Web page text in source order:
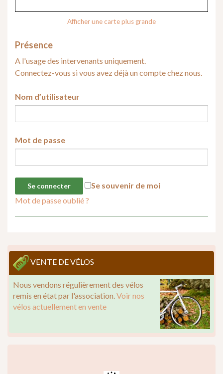
Afficher une carte plus grande
Présence
A l'usage des intervenants uniquement.
Connectez-vous si vous avez déjà un compte chez nous.
Nom d’utilisateur
Mot de passe
Se souvenir de moi
Mot de passe oublié ?
VENTE DE VÉLOS
Nous vendons régulièrement des vélos
remis en état par l'association. Voir nos
vélos actuellement en vente